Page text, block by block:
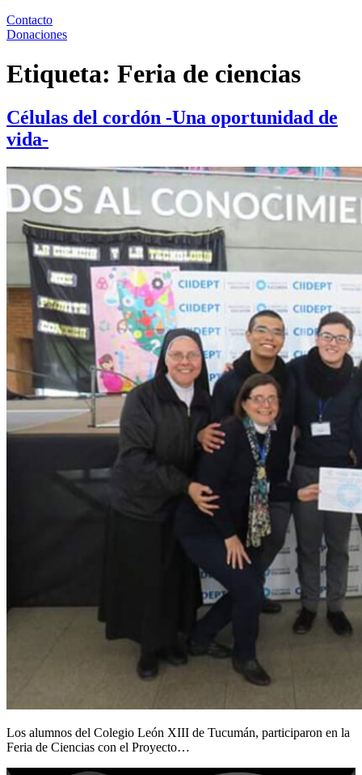
Contacto
Donaciones
Etiqueta: Feria de ciencias
Células del cordón -Una oportunidad de
vida-
Los alumnos del Colegio León XIII de Tucumán, participaron en la
Feria de Ciencias con el Proyecto…